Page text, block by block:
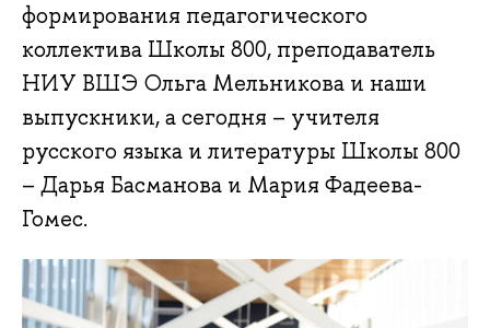
формирования педагогического
коллектива Школы 800, преподаватель
НИУ ВШЭ Ольга Мельникова и наши
выпускники, а сегодня – учителя
русского языка и литературы Школы 800
– Дарья Басманова и Мария Фадеева-
Гомес.